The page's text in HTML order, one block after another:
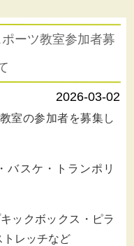
ーツ教室参加者募
2026-03-02
室の参加者を募集し
バスケ・トランポリ
ックボックス・ピラ
トレッチなど